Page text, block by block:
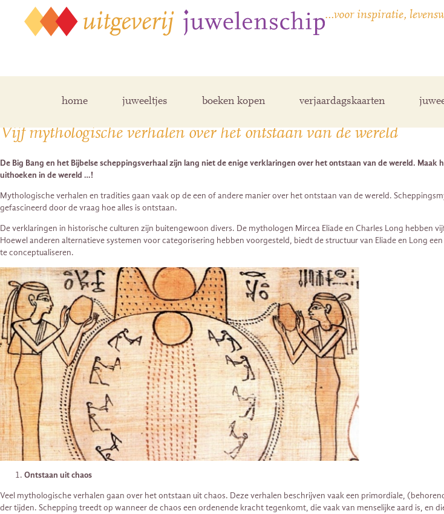
…voor inspiratie,
home juweeltjes boeken kopen verjaardagskaarten
Posts Tagged ‘mythologie’
Vijf mythologische verhalen over het ontstaan van de wereld
De Big Bang en het Bijbelse scheppingsverhaal zijn lang niet de enige verklaringen over het ontstaan van de wereld.
uithoeken in de wereld …!
Mythologische verhalen en tradities gaan vaak op de een of andere manier over het ontstaan van de wereld.
gefascineerd door de vraag hoe alles ​​is ontstaan.
De verklaringen in historische culturen zijn buitengewoon divers. De mythologen Mircea Eliade en Charles Long
Hoewel anderen alternatieve systemen voor categorisering hebben voorgesteld, biedt de structuur van Eliade en Long
te conceptualiseren.
Ontstaan uit chaos
Veel mythologische verhalen gaan over het ontstaan uit chaos. Deze verhalen beschrijven vaak een primordiale,
der tijden. Schepping treedt op wanneer de chaos een ordenende kracht tegenkomt, die vaak van menselijke aard is, en